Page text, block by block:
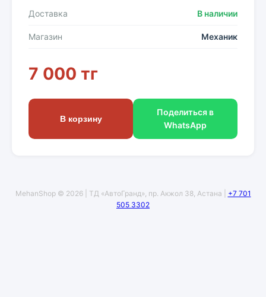
Доставка В наличии
Магазин Механик
7 000 тг
В корзину
Поделиться в
WhatsApp
MehanShop © 2026 | ТД «АвтоГранд», пр. Акжол 38, Астана | +7 701
505 3302